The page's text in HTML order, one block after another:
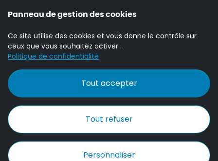
Panneau de gestion des cookies
Ce site utilise des cookies et vous donne le contrôle sur
ceux que vous souhaitez activer .
Politique de confidentialité
Tout accepter
Tout refuser
Personnaliser